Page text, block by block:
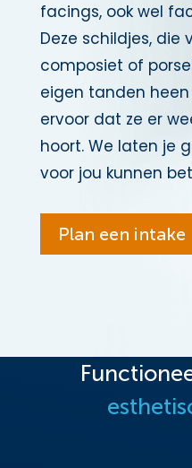
facings, ook wel
Deze schildjes, die
composiet of
eigen tanden
ervoor dat ze er
hoort. We laten je
voor jou kunnen
Plan een intake